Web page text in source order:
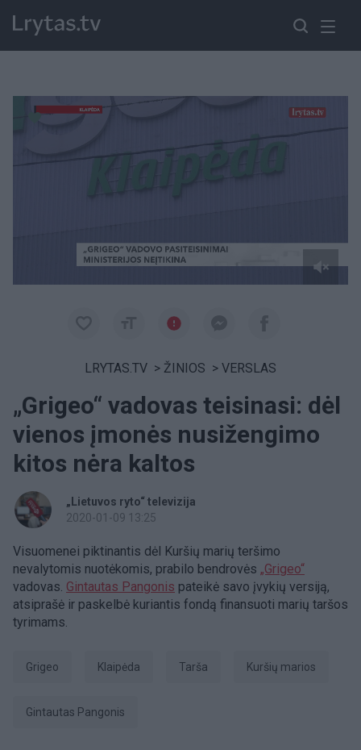
Paremkite Ukrainą
LRYTAS.TV > ŽINIOS > VERSLAS
„Grigeo“ vadovas teisinasi: dėl
vienos įmonės nusižengimo
kitos nėra kaltos
„Lietuvos ryto“ televizija
2020-01-09 13:25
Visuomenei piktinantis dėl Kuršių marių teršimo
nevalytomis nuotėkomis, prabilo bendrovės „Grigeo“
vadovas. Gintautas Pangonis pateikė savo įvykių versiją,
atsiprašė ir paskelbė kuriantis fondą finansuoti marių taršos
tyrimams.
Grigeo Klaipėda tarša Kuršių marios
Gintautas Pangonis